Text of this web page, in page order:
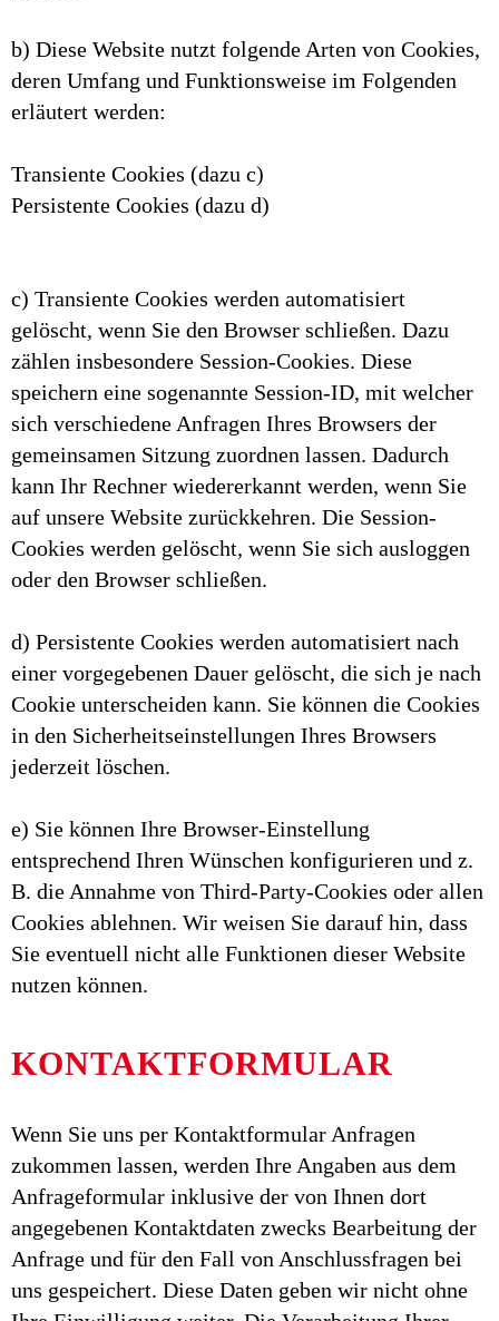
b) Diese Website nutzt folgende Arten von Cookies,
deren Umfang und Funktionsweise im Folgenden
erläutert werden:
Transiente Cookies (dazu c)
Persistente Cookies (dazu d)
c) Transiente Cookies werden automatisiert
gelöscht, wenn Sie den Browser schließen. Dazu
zählen insbesondere Session-Cookies. Diese
speichern eine sogenannte Session-ID, mit welcher
sich verschiedene Anfragen Ihres Browsers der
gemeinsamen Sitzung zuordnen lassen. Dadurch
kann Ihr Rechner wiedererkannt werden, wenn Sie
auf unsere Website zurückkehren. Die Session-
Cookies werden gelöscht, wenn Sie sich ausloggen
oder den Browser schließen.
d) Persistente Cookies werden automatisiert nach
einer vorgegebenen Dauer gelöscht, die sich je nach
Cookie unterscheiden kann. Sie können die Cookies
in den Sicherheitseinstellungen Ihres Browsers
jederzeit löschen.
e) Sie können Ihre Browser-Einstellung
entsprechend Ihren Wünschen konfigurieren und z.
B. die Annahme von Third-Party-Cookies oder allen
Cookies ablehnen. Wir weisen Sie darauf hin, dass
Sie eventuell nicht alle Funktionen dieser Website
nutzen können.
KONTAKTFORMULAR
Wenn Sie uns per Kontaktformular Anfragen
zukommen lassen, werden Ihre Angaben aus dem
Anfrageformular inklusive der von Ihnen dort
angegebenen Kontaktdaten zwecks Bearbeitung der
Anfrage und für den Fall von Anschlussfragen bei
uns gespeichert. Diese Daten geben wir nicht ohne